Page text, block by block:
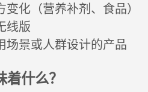
变化（营养补剂、食品）
线版
场景或人群设计的产品
什么？